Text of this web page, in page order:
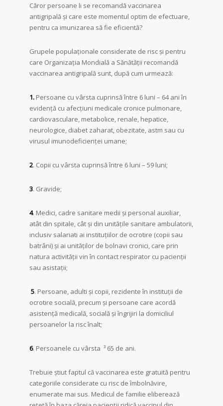
Căror persoane li se recomandă vaccinarea
antigripală și care este momentul optim de efectuare,
pentru ca imunizarea să fie eficientă?
Grupele populaţionale considerate de risc şi pentru
care Organizaţia Mondială a Sănătăţii recomandă
vaccinarea antigripală sunt, după cum urmează:
1. Persoane cu vârsta cuprinsă între 6 luni – 64 ani în
evidenţă cu afecţiuni medicale cronice pulmonare,
cardiovasculare, metabolice, renale, hepatice,
neurologice, diabet zaharat, obezitate, astm sau cu
virusul imunodeficienţei umane;
2. Copii cu vârsta cuprinsă între 6 luni – 59 luni;
3. Gravide;
4. Medici, cadre sanitare medii şi personal auxiliar,
atât din spitale, cât şi din unităţile sanitare ambulatorii,
inclusiv salariati ai instituţiilor de ocrotire (copii sau
batrâni) şi ai unităţilor de bolnavi cronici, care prin
natura activităţii vin în contact respirator cu pacienţii
sau asistaţii;
5. Persoane, adulti şi copii, rezidente în instituţii de
ocrotire socială, precum şi persoane care acordă
asistenţă medicală, socială şi îngrijiri la domiciliul
persoanelor la risc înalt;
6. Persoanele cu vârsta ³ 65 de ani.
Trebuie știut faptul că vaccinarea este gratuită pentru
categoriile considerate cu risc de îmbolnăvire,
enumerate mai sus. Medicul de familie eliberează